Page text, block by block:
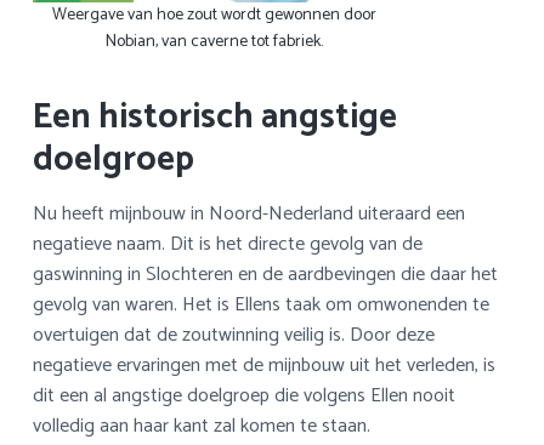
Weergave van hoe zout wordt gewonnen door
Nobian, van caverne tot fabriek.
Een historisch angstige
doelgroep
Nu heeft mijnbouw in Noord-Nederland uiteraard een
negatieve naam. Dit is het directe gevolg van de
gaswinning in Slochteren en de aardbevingen die daar het
gevolg van waren. Het is Ellens taak om omwonenden te
overtuigen dat de zoutwinning veilig is. Door deze
negatieve ervaringen met de mijnbouw uit het verleden, is
dit een al angstige doelgroep die volgens Ellen nooit
volledig aan haar kant zal komen te staan.